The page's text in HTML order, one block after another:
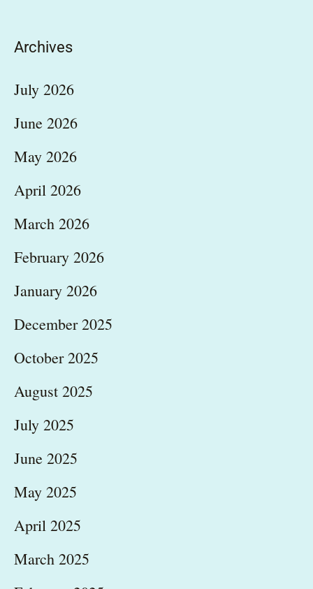
Archives
July 2026
June 2026
May 2026
April 2026
March 2026
February 2026
January 2026
December 2025
October 2025
August 2025
July 2025
June 2025
May 2025
April 2025
March 2025